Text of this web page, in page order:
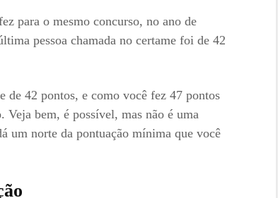
para o mesmo concurso, no ano de
pessoa chamada no certame foi de 42
de 42 pontos, e como você fez 47 pontos
Veja bem, é possível, mas não é uma
um norte da pontuação mínima que você